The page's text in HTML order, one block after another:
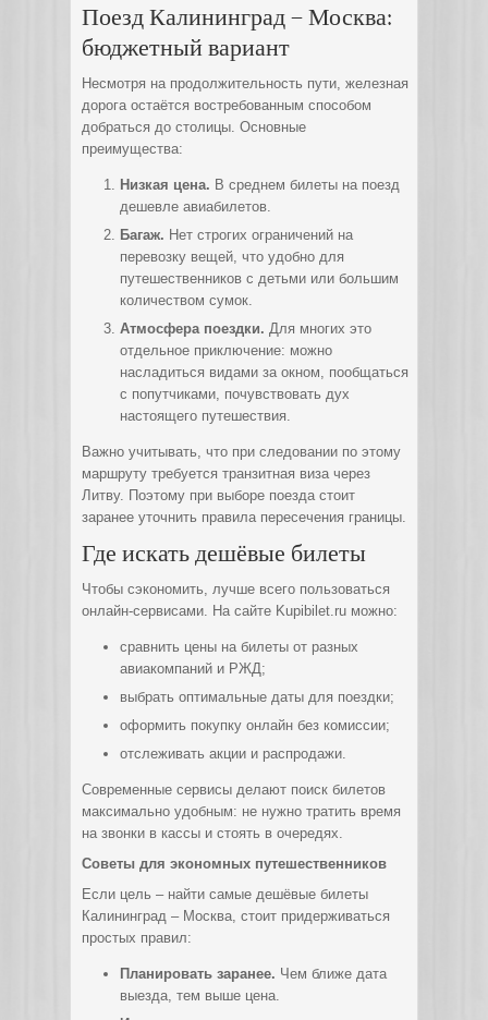
Поезд Калининград – Москва:
бюджетный вариант
Несмотря на продолжительность пути, железная
дорога остаётся востребованным способом
добраться до столицы. Основные
преимущества:
Низкая цена. В среднем билеты на поезд
дешевле авиабилетов.
Багаж. Нет строгих ограничений на
перевозку вещей, что удобно для
путешественников с детьми или большим
количеством сумок.
Атмосфера поездки. Для многих это
отдельное приключение: можно
насладиться видами за окном, пообщаться
с попутчиками, почувствовать дух
настоящего путешествия.
Важно учитывать, что при следовании по этому
маршруту требуется транзитная виза через
Литву. Поэтому при выборе поезда стоит
заранее уточнить правила пересечения границы.
Где искать дешёвые билеты
Чтобы сэкономить, лучше всего пользоваться
онлайн-сервисами. На сайте Kupibilet.ru можно:
сравнить цены на билеты от разных
авиакомпаний и РЖД;
выбрать оптимальные даты для поездки;
оформить покупку онлайн без комиссии;
отслеживать акции и распродажи.
Современные сервисы делают поиск билетов
максимально удобным: не нужно тратить время
на звонки в кассы и стоять в очередях.
Советы для экономных путешественников
Если цель – найти самые дешёвые билеты
Калининград – Москва, стоит придерживаться
простых правил:
Планировать заранее. Чем ближе дата
выезда, тем выше цена.